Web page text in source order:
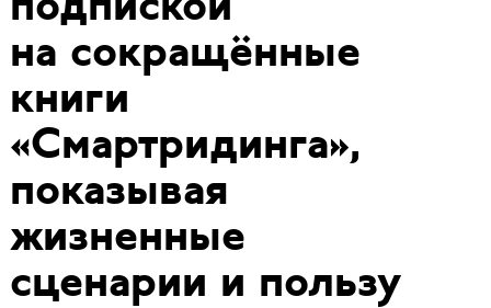
на сокращённые
книги
«Смартридинга»,
показывая
жизненные
сценарии и пользу